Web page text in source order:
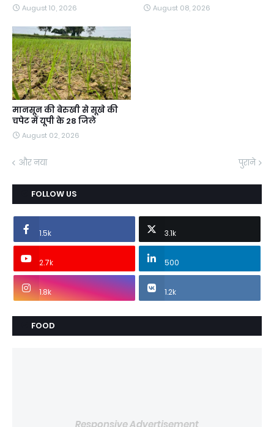
August 10, 2026 August 08, 2026
मानसून की बेरुखी से सूखे की
चपेट में यूपी के 28 जिले
August 02, 2026
और नया पुराने
FOLLOW US
1.5k 3.1k
2.7k 500
1.8k 1.2k
FOOD
Responsive Advertisement